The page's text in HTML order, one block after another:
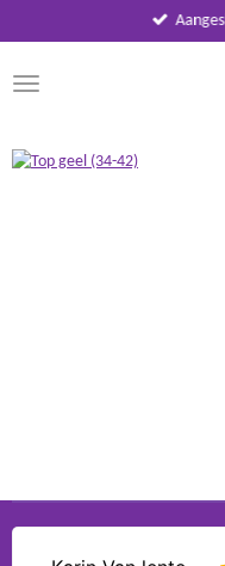
direct
naar
de